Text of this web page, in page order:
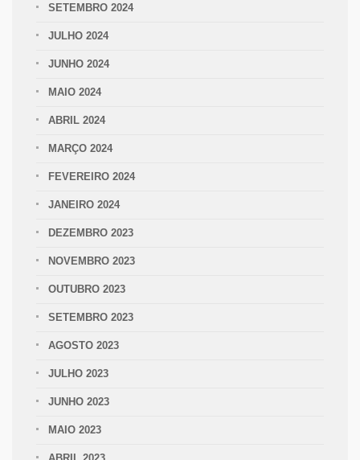
SETEMBRO 2024
JULHO 2024
JUNHO 2024
MAIO 2024
ABRIL 2024
MARÇO 2024
FEVEREIRO 2024
JANEIRO 2024
DEZEMBRO 2023
NOVEMBRO 2023
OUTUBRO 2023
SETEMBRO 2023
AGOSTO 2023
JULHO 2023
JUNHO 2023
MAIO 2023